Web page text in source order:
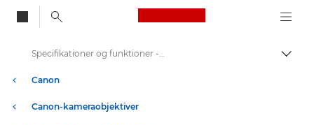
Canon Logo, back
Skift
Canon
Canon-kameraobjektiver
Specifikationer og funktioner - RF 85 mm F1.2L USM